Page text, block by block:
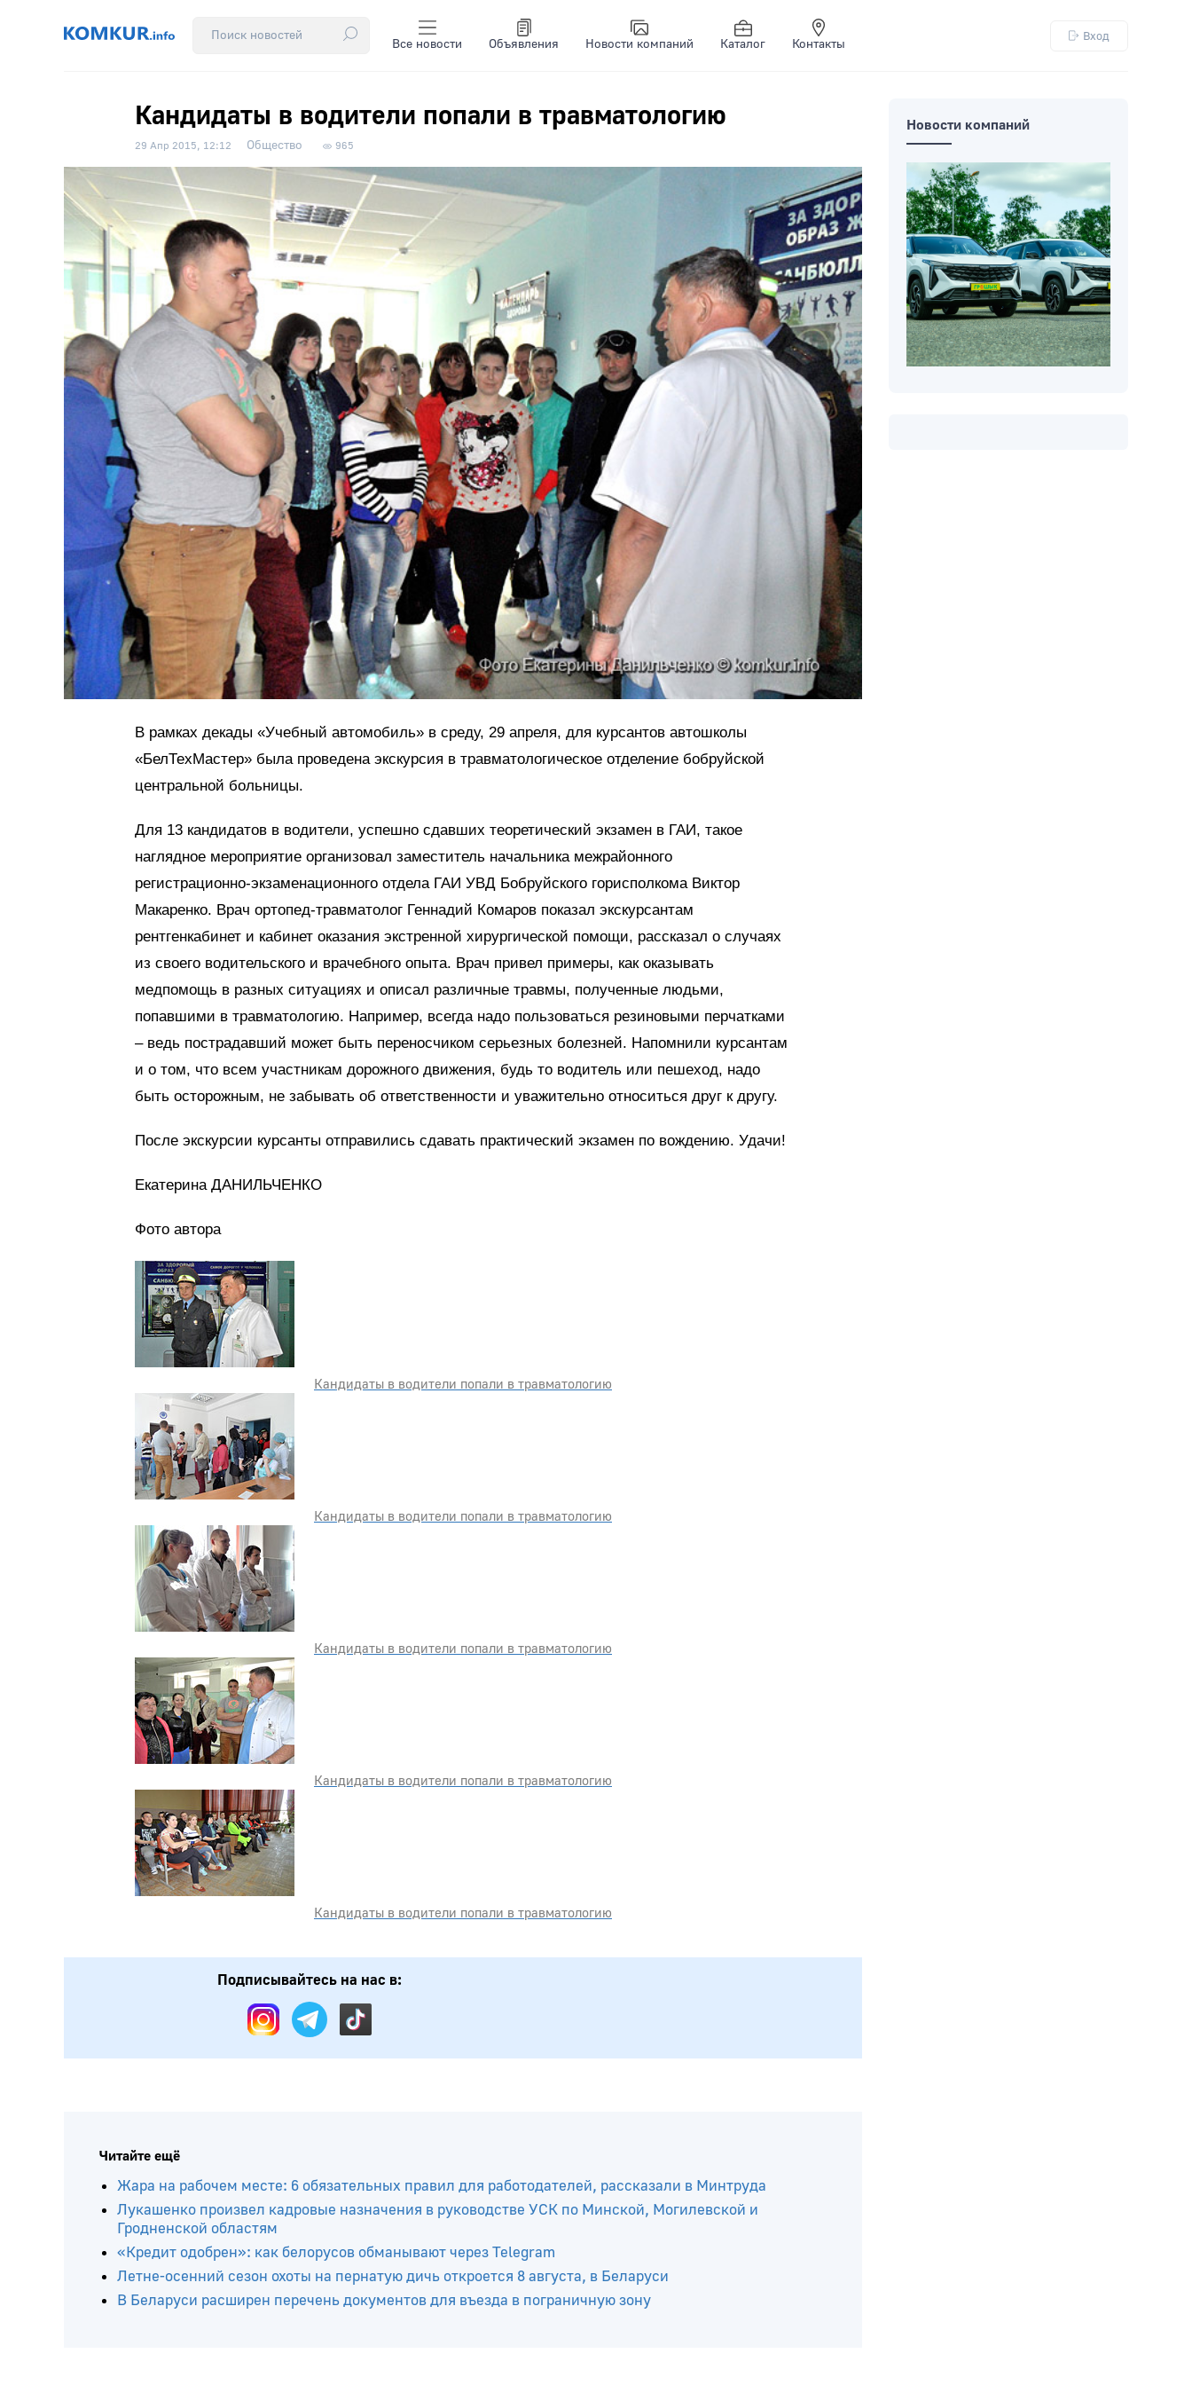
Все новости Объявления Новости компаний Каталог Контакты
Вход
Кандидаты в водители попали в травматологию
29 Апр 2015, 12:12 Общество 965
В рамках декады «Учебный автомобиль» в среду, 29 апреля, для курсантов автошколы
«БелТехМастер» была проведена экскурсия в травматологическое отделение бобруйской
центральной больницы.
Для 13 кандидатов в водители, успешно сдавших теоретический экзамен в ГАИ, такое
наглядное мероприятие организовал заместитель начальника межрайонного
регистрационно-экзаменационного отдела ГАИ УВД Бобруйского горисполкома Виктор
Макаренко. Врач ортопед-травматолог Геннадий Комаров показал экскурсантам
рентгенкабинет и кабинет оказания экстренной хирургической помощи, рассказал о случаях
из своего водительского и врачебного опыта. Врач привел примеры, как оказывать
медпомощь в разных ситуациях и описал различные травмы, полученные людьми,
попавшими в травматологию. Например, всегда надо пользоваться резиновыми перчатками
– ведь пострадавший может быть переносчиком серьезных болезней. Напомнили курсантам
и о том, что всем участникам дорожного движения, будь то водитель или пешеход, надо
быть осторожным, не забывать об ответственности и уважительно относиться друг к другу.
После экскурсии курсанты отправились сдавать практический экзамен по вождению. Удачи!
Екатерина ДАНИЛЬЧЕНКО
Фото автора
Кандидаты в водители попали в травматологию
Кандидаты в водители попали в травматологию
Кандидаты в водители попали в травматологию
Кандидаты в водители попали в травматологию
Кандидаты в водители попали в травматологию
Подписывайтесь на нас в:
Читайте ещё
Жара на рабочем месте: 6 обязательных правил для работодателей, рассказали в Минтруда
Лукашенко произвел кадровые назначения в руководстве УСК по Минской, Могилевской и
Гродненской областям
Новости компаний